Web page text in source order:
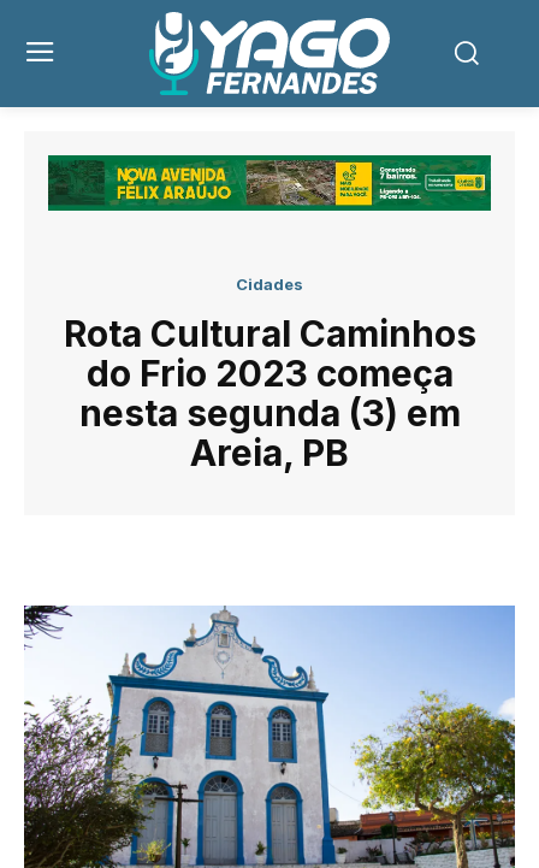
Cidades
Rota Cultural Caminhos
do Frio 2023 começa
nesta segunda (3) em
Areia, PB